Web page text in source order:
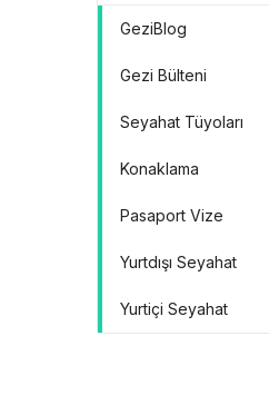
GeziBlog
Gezi Bülteni
Seyahat Tüyoları
Konaklama
Pasaport Vize
Yurtdışı Seyahat
Yurtiçi Seyahat